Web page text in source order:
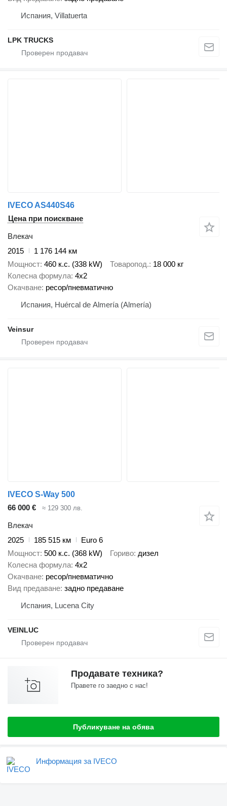
Испания, Villatuerta
LPK TRUCKS
IVECO AS440S46
Цена при поискване
Влекач
2015
1 176 144 км
Мощност 460 к.с. (338 kW) Товаропод. 18 000 кг
Колесна формула 4x2
Окачване ресор/пневматично
Испания, Huércal de Almería (Almería)
Veinsur
IVECO S-Way 500
66 000 €
≈ 129 300 лв.
Влекач
2025
185 515 км
Euro 6
Мощност 500 к.с. (368 kW) Гориво дизел
Колесна формула 4x2
Окачване ресор/пневматично
Вид предаване задно предаване
Испания, Lucena City
VEINLUC
Продавате техника?
Правете го заедно с нас!
Публикуване на обява
Информация за IVECO